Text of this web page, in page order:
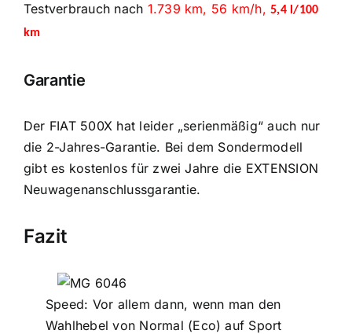
Testverbrauch nach 1.739 km, 56 km/h,5,4 l/100
km
Garantie
Der FIAT 500X hat leider „serienmäßig“ auch nur
die 2-Jahres-Garantie. Bei dem Sondermodell
gibt es kostenlos für zwei Jahre die EXTENSION
Neuwagenanschlussgarantie.
Fazit
Speed: Vor allem dann, wenn man den
Wahlhebel von Normal (Eco) auf Sport